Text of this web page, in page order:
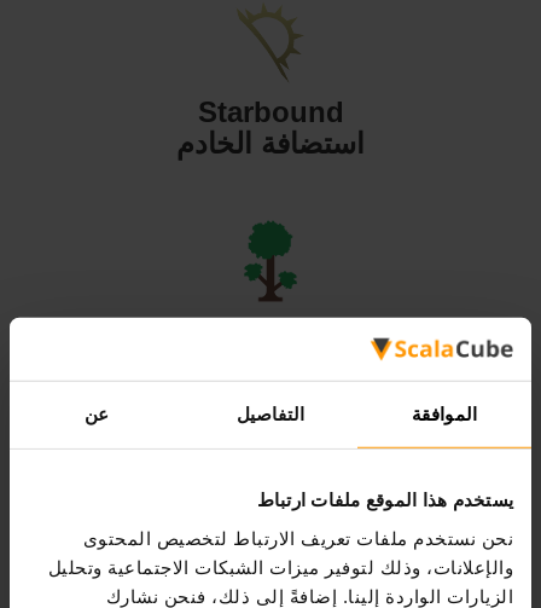
الموافقة التفاصيل عن
يستخدم هذا الموقع ملفات ارتباط
نحن نستخدم ملفات تعريف الارتباط لتخصيص المحتوى
والإعلانات، وذلك لتوفير ميزات الشبكات الاجتماعية وتحليل
الزيارات الواردة إلينا. إضافةً إلى ذلك، فنحن نشارك
Starbound
استضافة الخادم
Valheim
استضافة الخادم